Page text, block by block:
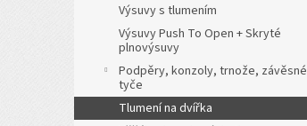
Výsuvy s tlumením
Výsuvy Push To Open + Skryté
plnovýsuvy
Podpěry, konzoly, trnože, závěsné
tyče
Tlumení na dvířka